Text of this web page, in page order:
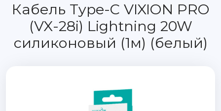
Кабель Type-C VIXION PRO
(VX-28i) Lightning 20W
силиконовый (1м) (белый)